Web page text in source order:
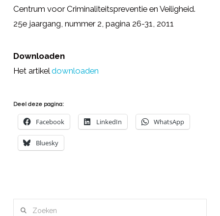
Centrum voor Criminaliteitspreventie en Veiligheid.
25e jaargang, nummer 2, pagina 26-31, 2011
Downloaden
Het artikeldownloaden
Deel deze pagina:
Facebook LinkedIn WhatsApp
Bluesky